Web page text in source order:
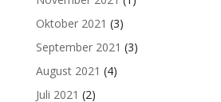
Oktober 2021 (3)
September 2021 (3)
August 2021 (4)
Juli 2021 (2)